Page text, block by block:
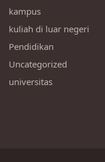
kampus
kuliah di luar negeri
Pendidikan
Uncategorized
universitas